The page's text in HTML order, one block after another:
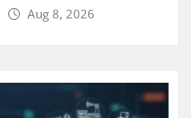
Aug 8, 2026